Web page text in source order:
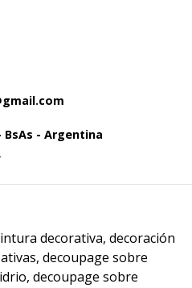
BsAs - Argentina
decorativa, decoración
decoupage sobre
decoupage sobre